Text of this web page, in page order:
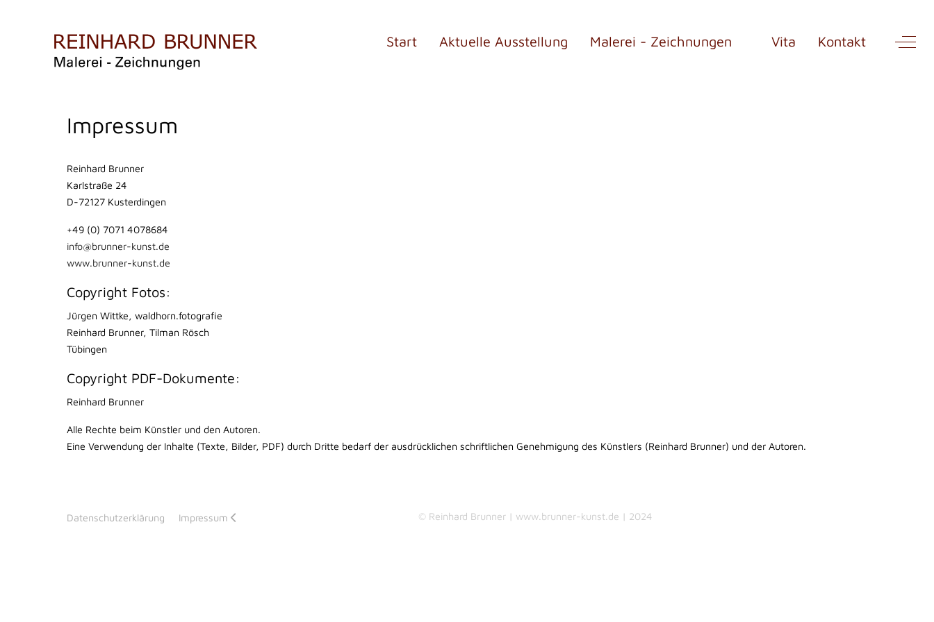
Start Aktuelle Ausstellung Malerei - Zeichnungen Vita Kontakt Off-
Impressum
Reinhard Brunner
Karlstraße 24
D-72127 Kusterdingen
+49 (0) 7071 4078684
info@brunner-kunst.de
www.brunner-kunst.de
Copyright Fotos:
Jürgen Wittke, waldhorn.fotografie
Reinhard Brunner, Tilman Rösch
Tübingen
Copyright PDF-Dokumente:
Reinhard Brunner
Alle Rechte beim Künstler und den Autoren.
Eine Verwendung der Inhalte (Texte, Bilder, PDF) durch Dritte bedarf der ausdrücklichen schriftlichen Genehmigung des Künstlers (Reinhard Brunner) und der Autoren.
Datenschutzerklärung Impressum © Reinhard Brunner | www.brunner-kunst.de | 2024